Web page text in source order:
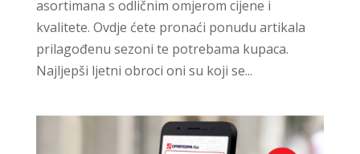
asortimana s odličnim omjerom cijene i
kvalitete. Ovdje ćete pronaći ponudu artikala
prilagođenu sezoni te potrebama kupaca.
Najljepši ljetni obroci oni su koji se...